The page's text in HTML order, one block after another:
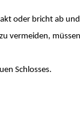
oder bricht ab
vermeiden,
Schlosses.